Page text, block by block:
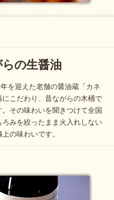
の生醤油
を迎えた老舗の醤油蔵「カネ
こだわり、昔ながらの木桶で
その味わいを聞きつけて全国
みを絞ったまま火入れしない
の味わいです。